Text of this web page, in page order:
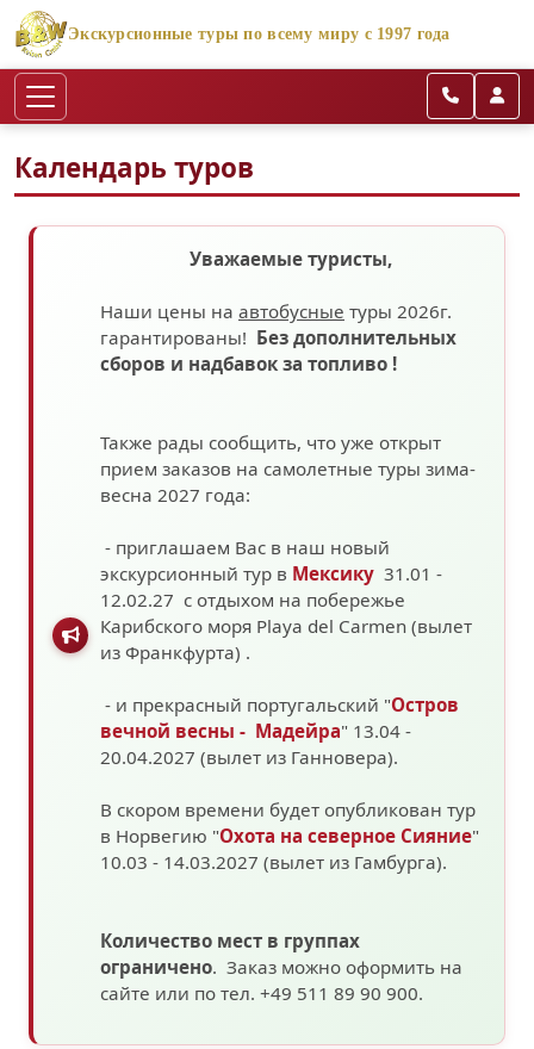
Экскурсионные туры по всему миру с 1997 года
Календарь туров
Уважаемые туристы,
Наши цены на автобусные туры 2026г.
гарантированы! Без дополнительных
сборов и надбавок за топливо !
Также рады сообщить, что уже открыт
прием заказов на самолетные туры зима-
весна 2027 года:
- приглашаем Вас в наш новый
экскурсионный тур в Мексику 31.01 -
12.02.27 с отдыхом на побережье
Карибского моря Playa del Carmen (вылет
из Франкфурта) .
- и прекрасный португальский "Остров
вечной весны - Мадейра" 13.04 -
20.04.2027 (вылет из Ганновера).
В скором времени будет опубликован тур
в Норвегию "Охота на северное Сияние"
10.03 - 14.03.2027 (вылет из Гамбурга).
Количество мест в группах
ограничено. Заказ можно оформить на
сайте или по тел. +49 511 89 90 900.